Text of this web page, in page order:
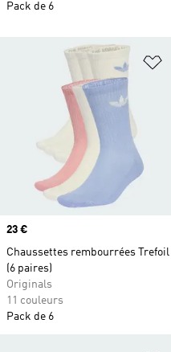
Prix
23 €
Chaussettes rembourrées Trefoil
(6 paires)
Originals
11 couleurs
Pack de 6
Pack de 6